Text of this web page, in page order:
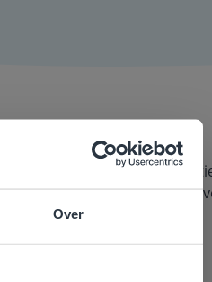
Over
5/6 en 7/8. Het
zo gemaakt, dat het op